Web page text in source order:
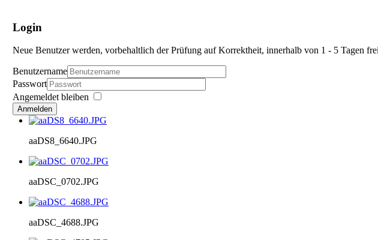
Login
Neue Benutzer werden, vorbehaltlich der Prüfung auf Korrektheit, innerhalb von 1 - 5 Tagen
Benutzername
Passwort
Angemeldet bleiben
Anmelden
aaDS8_6640.JPG
aaDSC_0702.JPG
aaDSC_4688.JPG